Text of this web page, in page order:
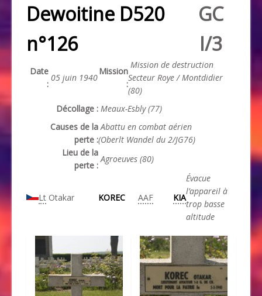
Dewoitine D520
n°126
GC
I/3
Date
:
05 juin 1940
Mission
:
Mission de destruction
Secteur Roye / Montdidier
(80)
Décollage : Meaux-Esbly (77)
Causes de la
perte :
Abattu en combat aérien
(Oberlt Wandel du 2/JG76)
Lieu de la
perte :
Agroeuves (80)
Lt Otakar KOREC AAF KIA
Évacue
l’appareil à
trop basse
altitude